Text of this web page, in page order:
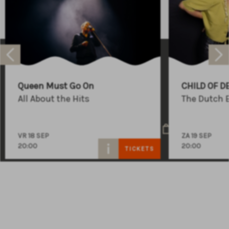
Queen Must Go On
All About the Hits
VR 18 SEP
20:00
TICKETS
CHILD OF
The Dutch
ZA 19 SEP
20:00
+31 (0)591 - 850 856
info@atlastheater.nl